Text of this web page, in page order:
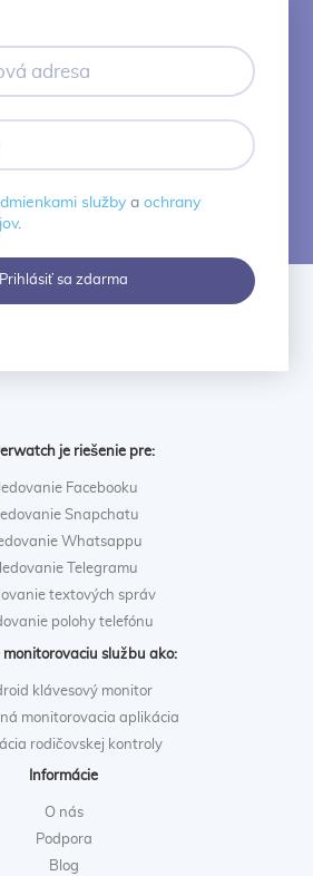
e-
adresa
služby a ochrany
.
Prihlásiť sa zdarma
je riešenie pre:
Facebooku
Snapchatu
Whatsappu
Telegramu
textových správ
polohy telefónu
monitorovaciu službu ako:
klávesový monitor
monitorovacia aplikácia
rodičovskej kontroly
Informácie
O nás
Podpora
Blog